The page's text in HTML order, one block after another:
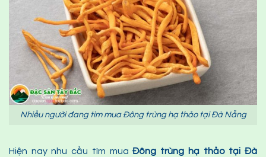
Nhiều người đang tìm mua Đông trùng hạ thảo tại Đà Nẵng
Hiện nay nhu cầu tìm muaĐông trùng hạ thảotại Đà